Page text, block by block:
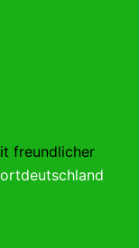
freundlicher